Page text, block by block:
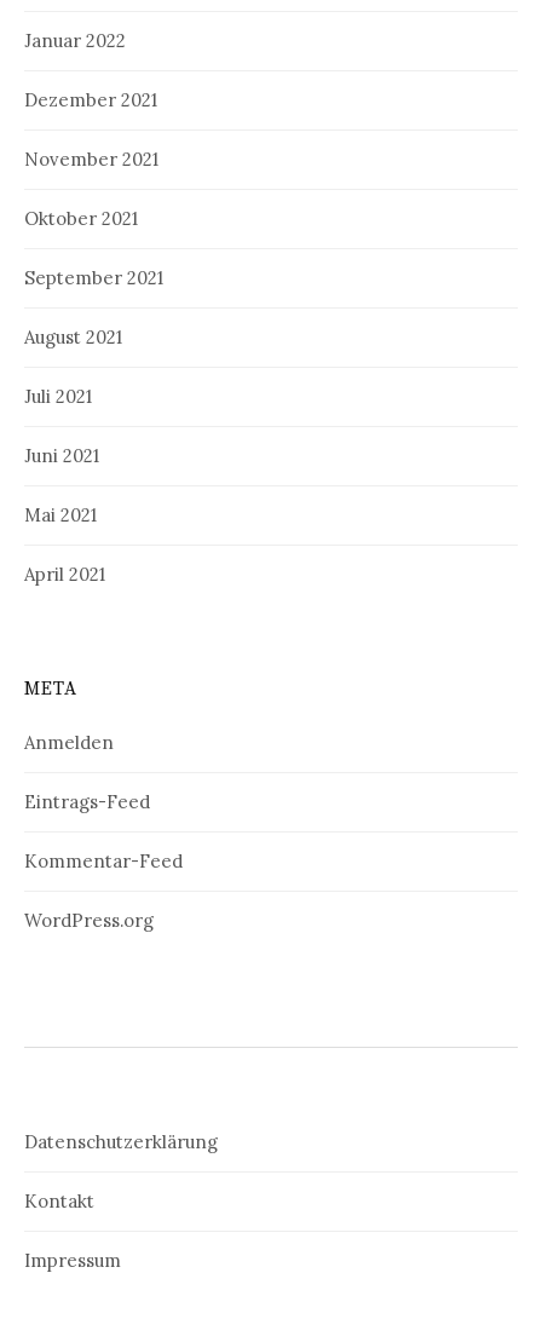
Januar 2022
Dezember 2021
November 2021
Oktober 2021
September 2021
August 2021
Juli 2021
Juni 2021
Mai 2021
April 2021
META
Anmelden
Eintrags-Feed
Kommentar-Feed
WordPress.org
Datenschutzerklärung
Kontakt
Impressum